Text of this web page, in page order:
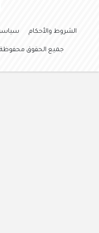
الشروط والأحكام
جميع الحقوق محفوظة ©